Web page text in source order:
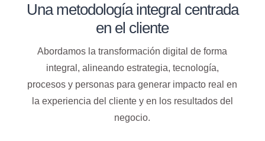
Una metodología integral centrada
en el cliente
Abordamos la transformación digital de forma
integral, alineando estrategia, tecnología,
procesos y personas para generar impacto real en
la experiencia del cliente y en los resultados del
negocio.